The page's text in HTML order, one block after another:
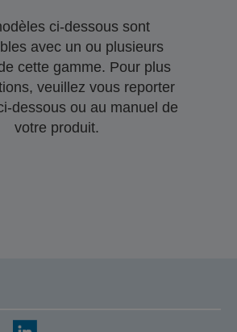
ci-dessous sont
avec un ou plusieurs
cette gamme. Pour plus
veuillez vous reporter
dessous ou au manuel de
votre produit.